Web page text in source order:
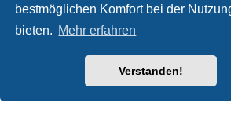
bestmöglichen Komfort bei der
bieten. Mehr erfahren
Verstanden!
PRIVACY_LINK|